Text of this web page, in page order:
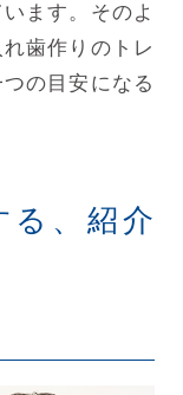
ます。そのよ
歯作りのトレ
の目安になる
、紹介